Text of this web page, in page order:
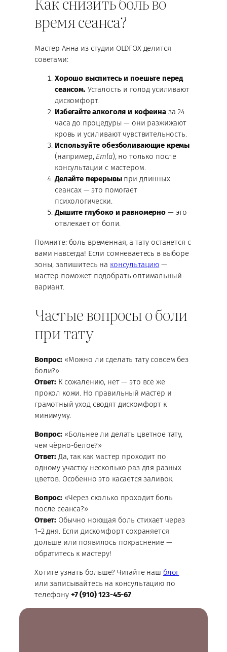
время сеанса?
Мастер Анна из студии OLDFOX делится
советами:
Хорошо выспитесь и поешьте перед
сеансом.Усталость и голод усиливают
дискомфорт.
Избегайте алкоголя и кофеиназа 24
часа до процедуры — они разжижают
кровь и усиливают чувствительность.
Используйте обезболивающие кремы
(например, Emla), но только после
консультации с мастером.
Делайте перерывыпри длинных
сеансах — это помогает
психологически.
Дышите глубоко и равномерно— это
отвлекает от боли.
Помните: боль временная, а тату останется с
вами навсегда! Если сомневаетесь в выборе
зоны, запишитесь на консультацию —
мастер поможет подобрать оптимальный
вариант.
Частые вопросы о боли
при тату
Вопрос:«Можно ли сделать тату совсем без
боли?»
Ответ: К сожалению, нет — это всё же
прокол кожи. Но правильный мастер и
грамотный уход сводят дискомфорт к
минимуму.
Вопрос:«Больнее ли делать цветное тату,
чем чёрно-белое?»
Ответ: Да, так как мастер проходит по
одному участку несколько раз для разных
цветов. Особенно это касается заливок.
Вопрос:«Через сколько проходит боль
после сеанса?»
Ответ: Обычно ноющая боль стихает через
1–2 дня. Если дискомфорт сохраняется
дольше или появилось покраснение —
обратитесь к мастеру!
Хотите узнать больше? Читайте наш блог
или записывайтесь на консультацию по
телефону +7 (910) 123-45-67.